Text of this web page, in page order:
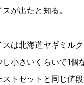
が出たと知る。
は北海道ヤギミルク
小さいくらいで1個
トセットと同じ値